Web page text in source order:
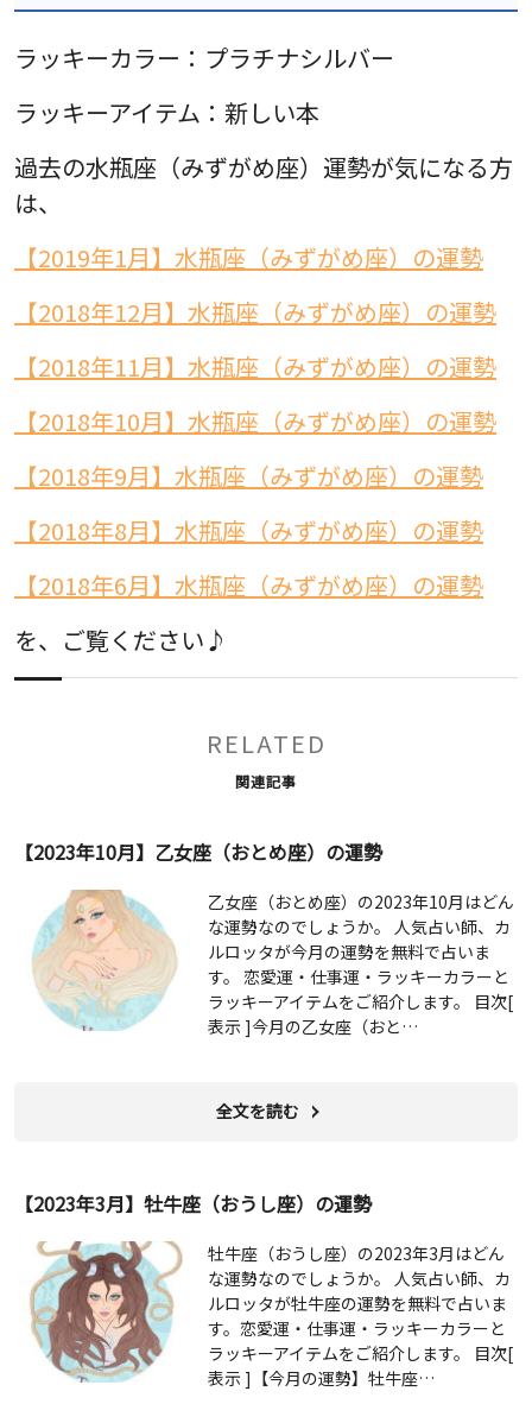
ラッキーカラー：プラチナシルバー
ラッキーアイテム：新しい本
過去の水瓶座（みずがめ座）運勢が気になる方
は、
【2019年1月】水瓶座（みずがめ座）の運勢
【2018年12月】水瓶座（みずがめ座）の運勢
【2018年11月】水瓶座（みずがめ座）の運勢
【2018年10月】水瓶座（みずがめ座）の運勢
【2018年9月】水瓶座（みずがめ座）の運勢
【2018年8月】水瓶座（みずがめ座）の運勢
【2018年6月】水瓶座（みずがめ座）の運勢
を、ご覧ください♪
RELATED
関連記事
【2023年10月】乙女座（おとめ座）の運勢
乙女座（おとめ座）の2023年10月はどん
な運勢なのでしょうか。 人気占い師、カ
ルロッタが今月の運勢を無料で占いま
す。 恋愛運・仕事運・ラッキーカラーと
ラッキーアイテムをご紹介します。 目次[
表示 ]今月の乙女座（おと…
全文を読む
【2023年3月】牡牛座（おうし座）の運勢
牡牛座（おうし座）の2023年3月はどん
な運勢なのでしょうか。 人気占い師、カ
ルロッタが牡牛座の運勢を無料で占いま
す。恋愛運・仕事運・ラッキーカラーと
ラッキーアイテムをご紹介します。 目次[
表示 ]【今月の運勢】牡牛座…